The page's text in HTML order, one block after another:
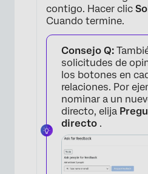
contigo. Hacer clic
Cuando termine.
Consejo Q:
solicitudes de
los botones en
relaciones. Por
nominar a un
directo, elija
directo .